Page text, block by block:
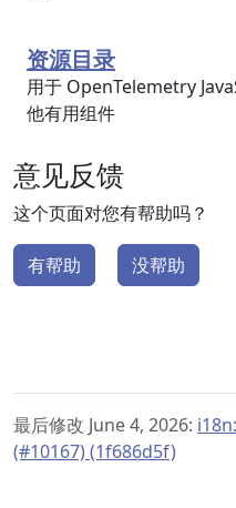
资源目录
用于 OpenTelemetry
他有用组件
意见反馈
这个页面对您有帮助吗？
有帮助 没帮助
最后修改 June 4, 2026:
(#10167) (1f686d5f)